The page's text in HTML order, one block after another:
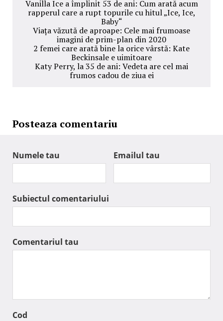
Vanilla Ice a împlinit 53 de ani: Cum arată acum
rapperul care a rupt topurile cu hitul „Ice, Ice,
Baby“
Viața văzută de aproape: Cele mai frumoase
imagini de prim-plan din 2020
2 femei care arată bine la orice vârstă: Kate
Beckinsale e uimitoare
Katy Perry, la 35 de ani: Vedeta are cel mai
frumos cadou de ziua ei
Posteaza comentariu
Numele tau Emailul tau
Subiectul comentariului
Comentariul tau
Cod